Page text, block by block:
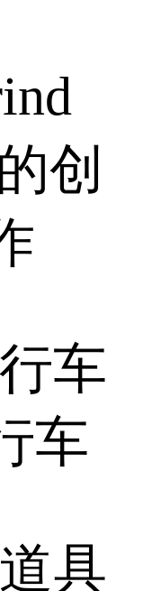
创
车
车
具